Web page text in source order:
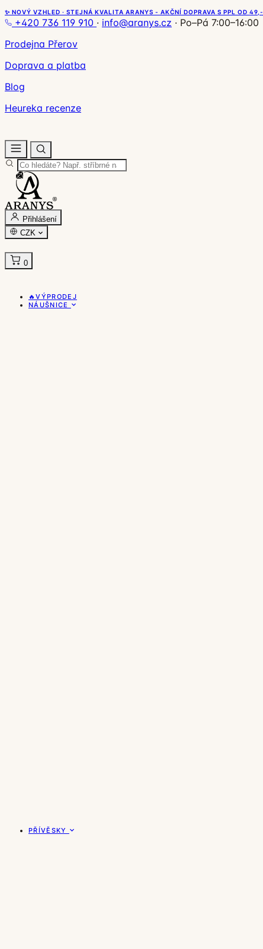
✨ NOVÝ VZHLED · STEJNÁ KVALITA ARANYS - AKČNÍ DOPRAVA S PPL OD 49,-
+420 736 119 910 · info@aranys.cz · Po–Pá 7:00–16:00
Prodejna Přerov
Doprava a platba
Blog
Heureka recenze
Přihlášení
CZK
0
🔥VÝPRODEJ
NÁUŠNICE
PŘÍVĚSKY